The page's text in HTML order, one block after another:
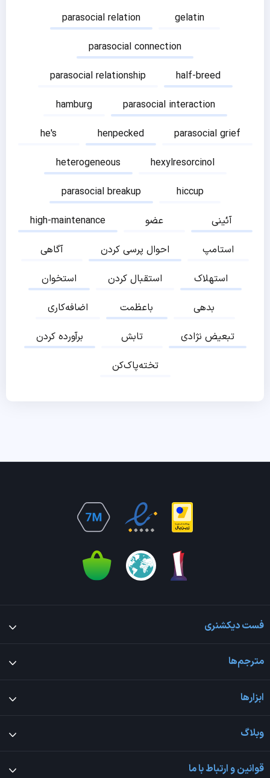
parasocial relation
gelatin
parasocial connection
parasocial relationship
half-breed
hamburg
parasocial interaction
he's
henpecked
parasocial grief
heterogeneous
hexylresorcinol
parasocial breakup
hiccup
high-maintenance
عضو
آئینی
آگاهی
احوال پرسی کردن
استامپ
استخوان
استقبال کردن
استهلاک
اضافه‌کاری
باعظمت
بدهی
برآورده کردن
تابش
تبعیض نژادی
تخته‌پاک‌کن
فست دیکشنری
مترجم‌ها
ابزارها
وبلاگ
قوانین و ارتباط با ما